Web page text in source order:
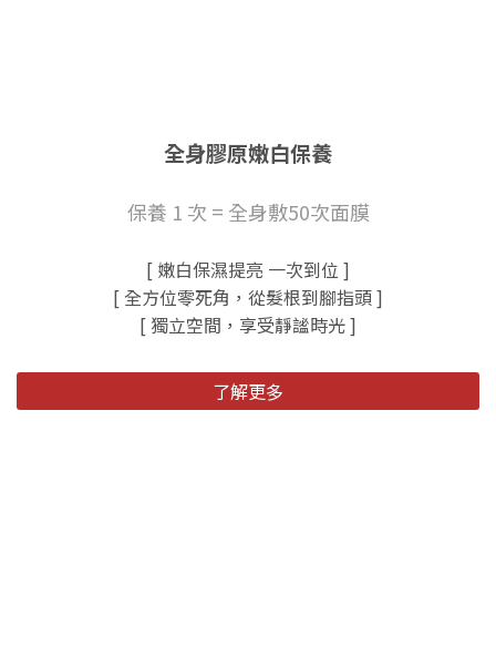
全身膠原嫩白保養
保養 1 次 = 全身敷50次面膜
[ 嫩白保濕提亮 一次到位 ]
[ 全方位零死角，從髮根到腳指頭 ]
[ 獨立空間，享受靜謐時光 ]
了解更多